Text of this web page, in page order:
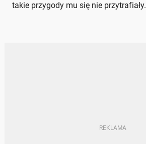
takie przygody mu się nie przytrafiały.